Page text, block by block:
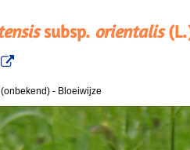
subsp. orientalis
- Bloeiwijze